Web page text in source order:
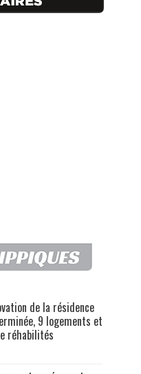
de la résidence
9 logements et
réhabilités